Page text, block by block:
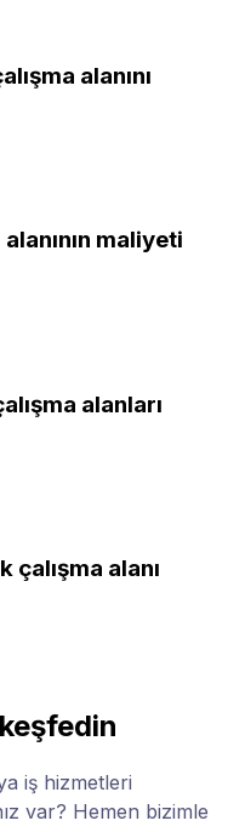
alanını
maliyeti
alanları
alanı
iş hizmetleri
var? Hemen bizimle